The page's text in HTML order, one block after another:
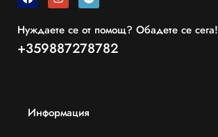
Нуждаете се от помощ? Обадете се сега!
+359887278782
Информация